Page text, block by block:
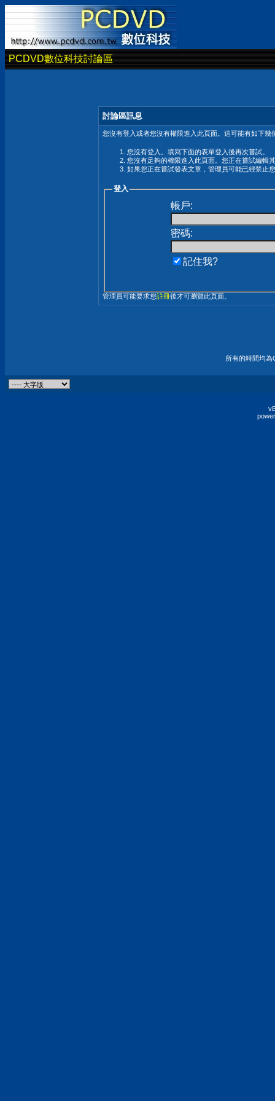
PCDVD數位科技討論區
討論區訊息
您沒有登入或者您沒有權限進入此頁面。這可能有如下幾
您沒有登入。填寫下面的表單登入後再次嘗試。
您沒有足夠的權限進入此頁面。您正在嘗試編輯
如果您正在嘗試發表文章，管理員可能已經禁止
登入
帳戶:
密碼:
記住我?
管理員可能要求您註冊後才可瀏覽此頁面。
所有的時間均為